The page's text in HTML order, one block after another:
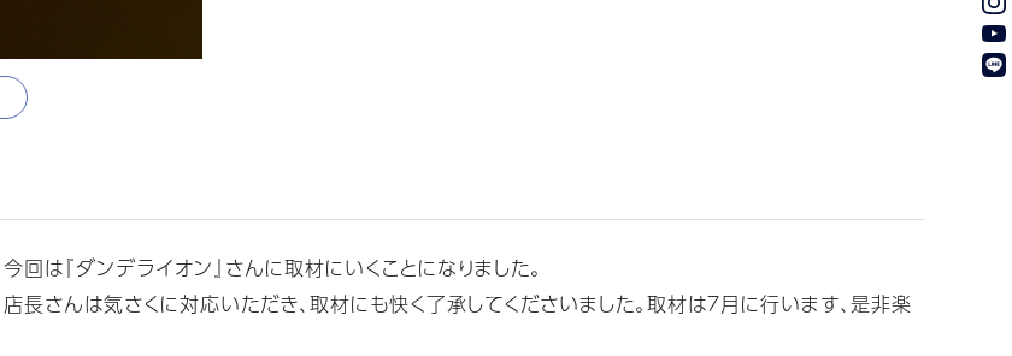
回は『ダンデライオン』さんに取材にいくことになりました。
長さんは気さくに対応いただき、取材にも快く了承してくださいました。取材は７月に行います、是非楽